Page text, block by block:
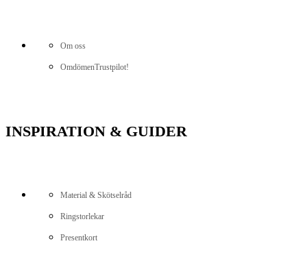
Om oss
OmdömenTrustpilot!
INSPIRATION & GUIDER
Material & Skötselråd
Ringstorlekar
Presentkort